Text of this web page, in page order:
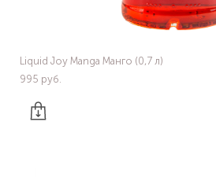
Liquid Joy Manga Манго (0,7 л)
995 pуб.